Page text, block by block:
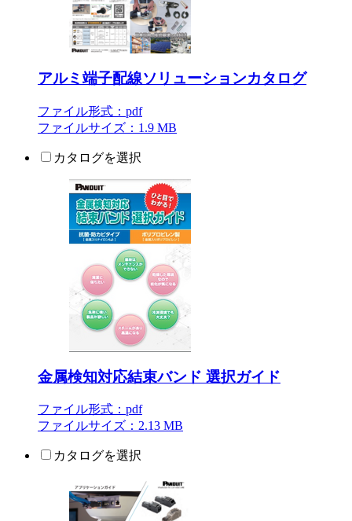
アルミ端子配線ソリューションカタログ
ファイル形式：pdf
ファイルサイズ：1.9 MB
カタログを選択
金属検知対応結束バンド 選択ガイド
ファイル形式：pdf
ファイルサイズ：2.13 MB
カタログを選択